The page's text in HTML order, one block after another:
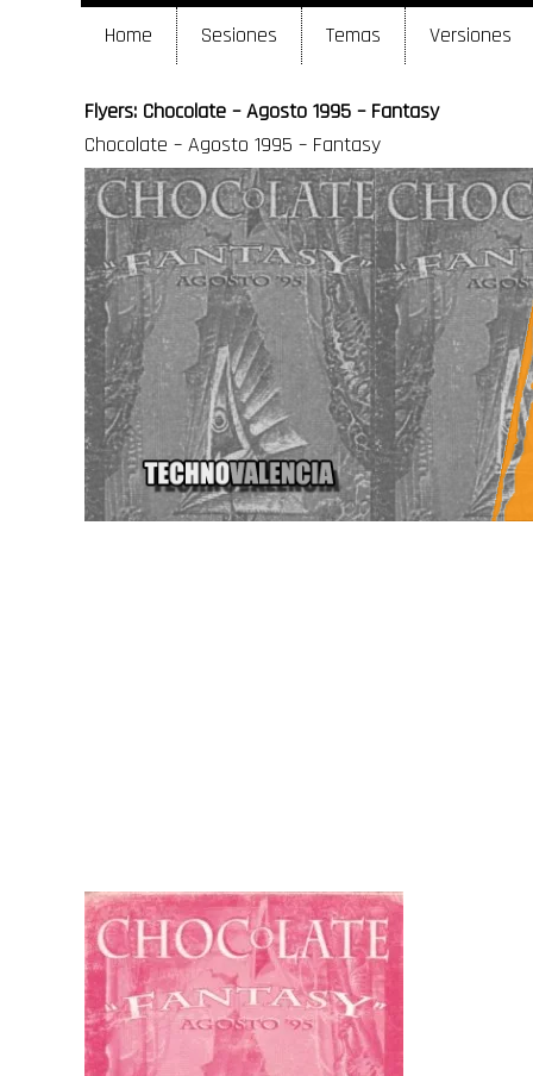
Home Sesiones Temas Versiones
Flyers: Chocolate – Agosto 1995 – Fantasy
Chocolate – Agosto 1995 – Fantasy